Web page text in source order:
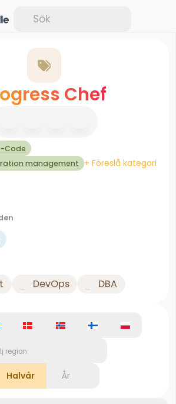
Chef
Code
management + Föreslå kategori
DevOps DBA
region
Halvår År